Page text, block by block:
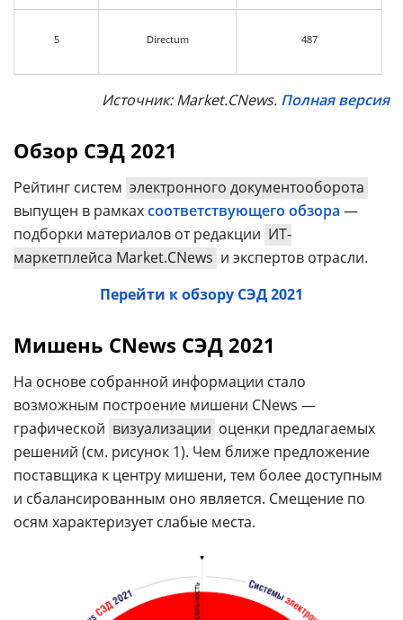
5 Directum 487
Источник: Market.CNews. Полная версия
Обзор СЭД 2021
Рейтинг систем электронного документооборота
выпущен в рамкахсоответствующего обзора —
подборки материалов от редакции ИТ-
маркетплейса Market.CNews и экспертов отрасли.
Перейти к обзору СЭД 2021
Мишень CNews СЭД 2021
На основе собранной информации стало
возможным построение мишени CNews —
графической визуализации оценки предлагаемых
решений (см. рисунок 1). Чем ближе предложение
поставщика к центру мишени, тем более доступным
и сбалансированным оно является. Смещение по
осям характеризует слабые места.